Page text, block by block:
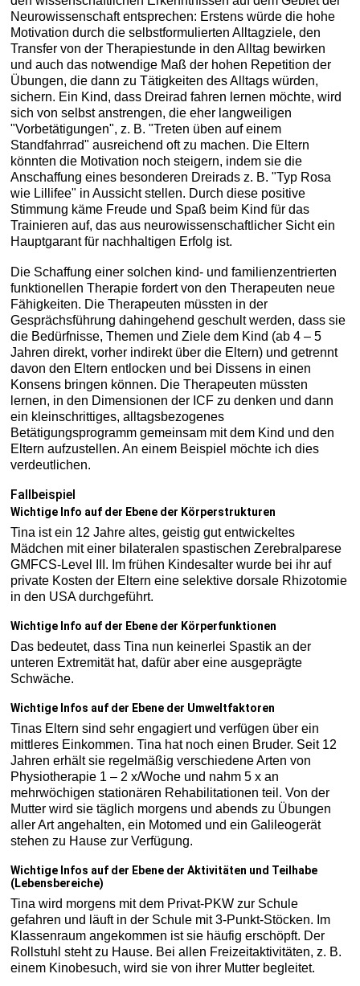
Neurowissenschaft entsprechen: Erstens würde die hohe
Motivation durch die selbstformulierten Alltagziele, den
Transfer von der Therapiestunde in den Alltag bewirken
und auch das notwendige Maß der hohen Repetition der
Übungen, die dann zu Tätigkeiten des Alltags würden,
sichern. Ein Kind, dass Dreirad fahren lernen möchte, wird
sich von selbst anstrengen, die eher langweiligen
"Vorbetätigungen", z. B. "Treten üben auf einem
Standfahrrad" ausreichend oft zu machen. Die Eltern
könnten die Motivation noch steigern, indem sie die
Anschaffung eines besonderen Dreirads z. B. "Typ Rosa
wie Lillifee" in Aussicht stellen. Durch diese positive
Stimmung käme Freude und Spaß beim Kind für das
Trainieren auf, das aus neurowissenschaftlicher Sicht ein
Hauptgarant für nachhaltigen Erfolg ist.
Die Schaffung einer solchen kind- und familienzentrierten
funktionellen Therapie fordert von den Therapeuten neue
Fähigkeiten. Die Therapeuten müssten in der
Gesprächsführung dahingehend geschult werden, dass sie
die Bedürfnisse, Themen und Ziele dem Kind (ab 4 – 5
Jahren direkt, vorher indirekt über die Eltern) und getrennt
davon den Eltern entlocken und bei Dissens in einen
Konsens bringen können. Die Therapeuten müssten
lernen, in den Dimensionen der ICF zu denken und dann
ein kleinschrittiges, alltagsbezogenes
Betätigungsprogramm gemeinsam mit dem Kind und den
Eltern aufzustellen. An einem Beispiel möchte ich dies
verdeutlichen.
Fallbeispiel
Wichtige Info auf der Ebene der Körperstrukturen
Tina ist ein 12 Jahre altes, geistig gut entwickeltes
Mädchen mit einer bilateralen spastischen Zerebralparese
GMFCS-Level III. Im frühen Kindesalter wurde bei ihr auf
private Kosten der Eltern eine selektive dorsale Rhizotomie
in den USA durchgeführt.
Wichtige Info auf der Ebene der Körperfunktionen
Das bedeutet, dass Tina nun keinerlei Spastik an der
unteren Extremität hat, dafür aber eine ausgeprägte
Schwäche.
Wichtige Infos auf der Ebene der Umweltfaktoren
Tinas Eltern sind sehr engagiert und verfügen über ein
mittleres Einkommen. Tina hat noch einen Bruder. Seit 12
Jahren erhält sie regelmäßig verschiedene Arten von
Physiotherapie 1 – 2 x/Woche und nahm 5 x an
mehrwöchigen stationären Rehabilitationen teil. Von der
Mutter wird sie täglich morgens und abends zu Übungen
aller Art angehalten, ein Motomed und ein Galileogerät
stehen zu Hause zur Verfügung.
Wichtige Infos auf der Ebene der Aktivitäten und Teilhabe
(Lebensbereiche)
Tina wird morgens mit dem Privat-PKW zur Schule
gefahren und läuft in der Schule mit 3-Punkt-Stöcken. Im
Klassenraum angekommen ist sie häufig erschöpft. Der
Rollstuhl steht zu Hause. Bei allen Freizeitaktivitäten, z. B.
einem Kinobesuch, wird sie von ihrer Mutter begleitet.